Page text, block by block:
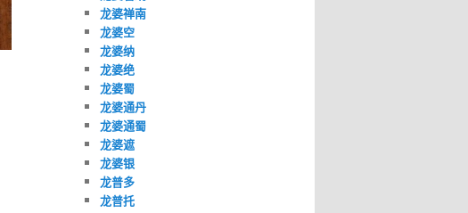
龙婆禅南
龙婆空
龙婆纳
龙婆绝
龙婆蜀
龙婆通丹
龙婆通蜀
龙婆遮
龙婆银
龙普多
龙普托